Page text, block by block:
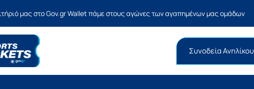
μας στο Gov.gr Wallet πάμε στους αγώνες των αγαπημένων μας ομάδων
Συνοδεία Ανηλίκου